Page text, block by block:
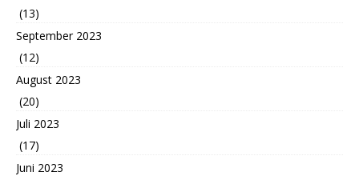
(13)
September 2023
(12)
August 2023
(20)
Juli 2023
(17)
Juni 2023